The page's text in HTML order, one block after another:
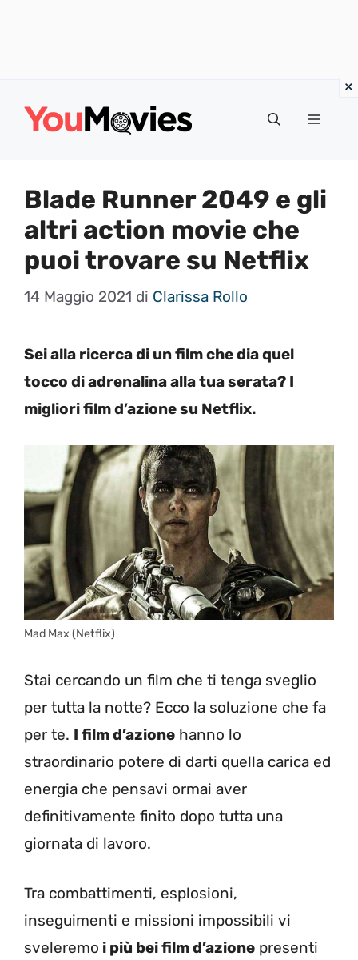
Menu
Blade Runner 2049 e gli
altri action movie che
puoi trovare su Netflix
14 Maggio 2021 di Clarissa Rollo
Sei alla ricerca di un film che dia quel
tocco di adrenalina alla tua serata? I
migliori film d’azione su Netflix.
Mad Max (Netflix)
Stai cercando un film che ti tenga sveglio
per tutta la notte? Ecco la soluzione che fa
per te. I film d’azione hanno lo
straordinario potere di darti quella carica ed
energia che pensavi ormai aver
definitivamente finito dopo tutta una
giornata di lavoro.
Tra combattimenti, esplosioni,
inseguimenti e missioni impossibili vi
sveleremo i più bei film d’azione presenti